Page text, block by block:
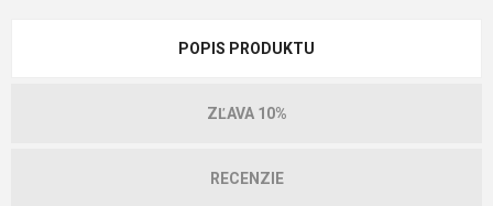
POPIS PRODUKTU
ZĽAVA 10%
RECENZIE